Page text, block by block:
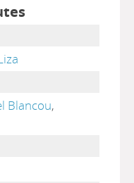
Blancou,